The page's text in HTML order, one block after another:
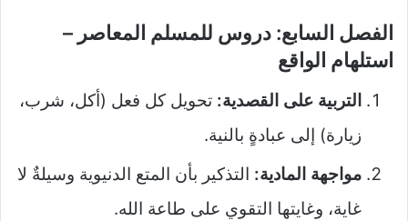
الفصل السابع: دروس للمسلم المعاصر –
استلهام الواقع
التربية على القصدية: تحويل كل فعل (أكل، شرب،
زيارة) إلى عبادةٍ بالنية.
مواجهة المادية: التذكير بأن المتع الدنيوية وسيلةٌ لا
غاية، وغايتها التقوي على طاعة الله.